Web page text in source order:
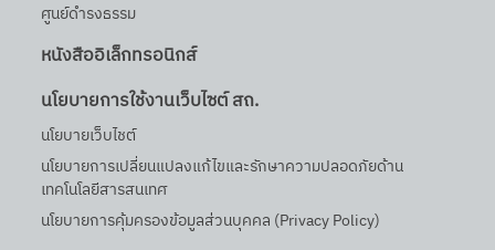
ศูนย์ดำรงธรรม
หนังสืออิเล็กทรอนิกส์
นโยบายการใช้งานเว็บไซต์ สถ.
นโยบายเว็บไชต์
นโยบายการเปลี่ยนแปลงแก้ไขและรักษาความปลอดภัยด้าน
เทคโนโลยีสารสนเทศ
นโยบายการคุ้มครองข้อมูลส่วนบุคคล (Privacy Policy)